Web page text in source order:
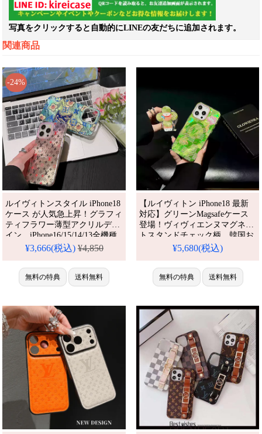
写真をクリックすると自動的にLINEの友だちに追加されます。
関連商品
-24%
ルイヴィトンスタイル iPhone18
ケース が人気急上昇！グラフィ
ティフラワー薄型アクリルデザ
イン、iPhone16/15/14/13全機種
対応。芸能人も注目するかわい
防水機能で実用性抜群。格安価
格でiPhone17pro/16promaxケー
スとしてもおすすめの多機能ア
一品。（おしゃれ・完全保護）
¥3,666(税込)¥4,850
無料の特典 送料無料
【ルイヴィトン iPhone18 最新
対応】グリーンMagsafeケース
登場！ヴィヴィエンヌマグネッ
トスタンドチェック柄、韓国お
しゃれ。iPhone17/16/15/14/13シ
達のラグジュアリーな一台、耐
衝撃＆防水機能で安心。かわい
くて多機能なグリーンチェック
り、格安でゲット。
iPhone17pro/16promaxケースと
しても活躍間違い
¥5,680(税込)
無料の特典 送料無料